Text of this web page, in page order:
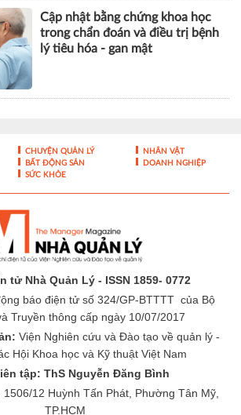
Cập nhật bằng chứng khoa học
trong chẩn đoán và điều trị bệnh
lý tiêu hóa - gan mật
CHUYỆN QUẢN LÝ
NHÂN VẬT
BẤT ĐỘNG SẢN
DOANH NGHIỆP
SỨC KHỎE
tử Nhà Quản Lý - ISSN 1859- 0772
báo điện tử số 324/GP-BTTTT của Bộ
Truyền thông cấp ngày 10/07/2017
Viện Nghiên cứu và Đào tạo về quản lý -
Hội Khoa học và Kỹ thuật Việt Nam
tập: ThS Nguyễn Đăng Bình
1506/12 Huỳnh Tấn Phát, Phường Tân Mỹ,
TP.HCM